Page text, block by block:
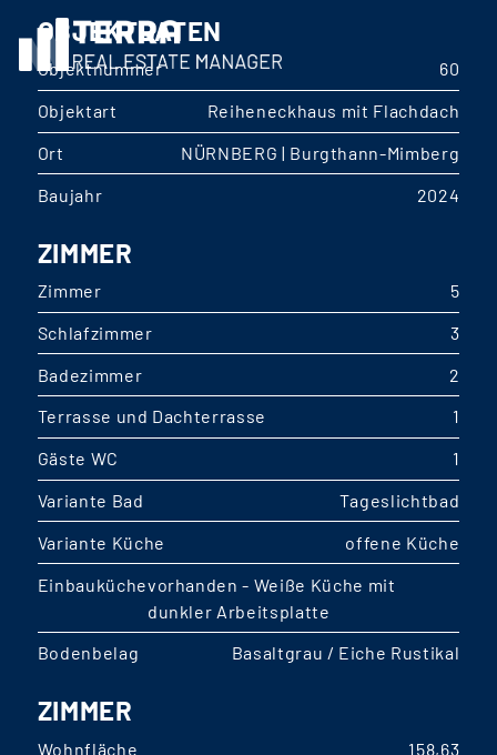
OBJEKTDATEN
Objektnummer
60
Objektart
Reiheneckhaus mit Flachdach
Ort
NÜRNBERG | Burgthann-Mimberg
Baujahr
2024
ZIMMER
Zimmer
5
Schlafzimmer
3
Badezimmer
2
Terrasse und Dachterrasse
1
Gäste WC
1
Variante Bad
Tageslichtbad
Variante Küche
offene Küche
Einbauküchevorhanden - Weiße Küche mit
dunkler Arbeitsplatte
Bodenbelag
Basaltgrau / Eiche Rustikal
ZIMMER
Wohnfläche
158,63